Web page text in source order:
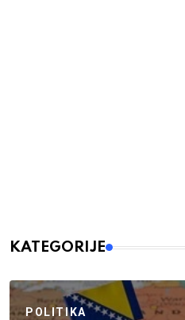
KATEGORIJE
POLITIKA